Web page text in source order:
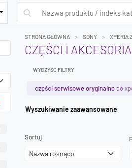
STRONA GŁÓWNA SONY XPERIA
CZĘŚCI I
WYCZYŚĆ FILTRY
części serwisowe oryginalne do
Wyszukiwanie zaawansowane
Sortuj